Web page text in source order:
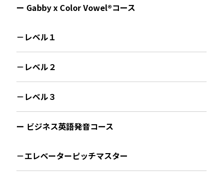
ー Gabby x Color Vowel®︎コース
－レベル１
－レベル２
－レベル３
ー ビジネス英語発音コース
－エレベーターピッチマスター